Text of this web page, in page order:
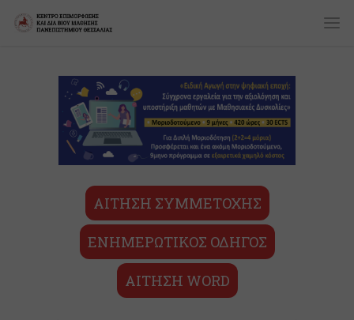
ΑΙΤΗΣΗ ΣΥΜΜΕΤΟΧΗΣ
ΕΝΗΜΕΡΩΤΙΚΟΣ ΟΔΗΓΟΣ
ΑΙΤΗΣΗ WORD